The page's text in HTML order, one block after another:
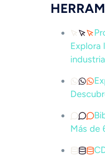
Explora
Más de